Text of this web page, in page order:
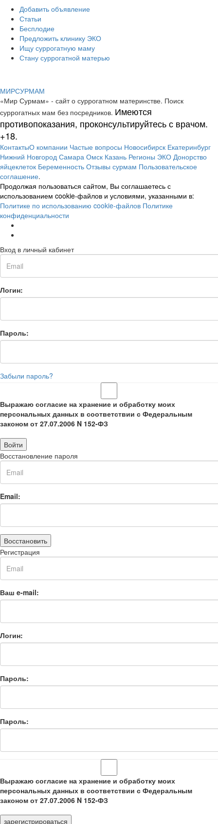
Добавить объявление
Статьи
Бесплодие
Предложить клинику ЭКО
Ищу суррогатную маму
Стану суррогатной матерью
МИРСУРМАМ
«Мир Сурмам» - сайт о суррогатном материнстве. Поиск
суррогатных мам без посредников. Имеются
противопоказания, проконсультируйтесь с врачом.
+18.
КонтактыО компании Частые вопросы Новосибирск Екатеринбург
Нижний Новгород Самара Омск Казань Регионы ЭКО Донорство
яйцеклеток Беременность Отзывы сурмам Пользовательское
соглашение.
Продолжая пользоваться сайтом, Вы соглашаетесь с
использованием cookie-файлов и условиями, указанными в:
Политике по использованию cookie-файлов Политике
конфиденциальности
Вход в личный кабинет
Логин:
Пароль:
Забыли пароль?
Выражаю согласие на хранение и обработку моих
персональных данных в соответствии с Федеральным
законом от 27.07.2006 N 152-ФЗ
Войти
Восстановление пароля
Email:
Восстановить
Регистрация
Ваш e-mail:
Логин:
Пароль:
Пароль:
Выражаю согласие на хранение и обработку моих
персональных данных в соответствии с Федеральным
законом от 27.07.2006 N 152-ФЗ
зарегистрироваться